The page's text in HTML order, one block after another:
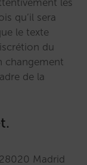
les
qu’il sera
le texte
du
changement
de la
Madrid